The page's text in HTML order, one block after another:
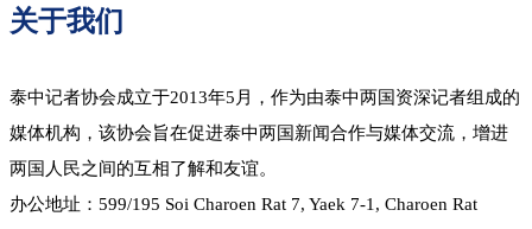
关于我们
泰中记者协会成立于2013年5月，作为由泰中两国资深记者组成的
媒体机构，该协会旨在促进泰中两国新闻合作与媒体交流，增进
两国人民之间的互相了解和友谊。
办公地址：599/195 Soi Charoen Rat 7, Yaek 7-1, Charoen Rat